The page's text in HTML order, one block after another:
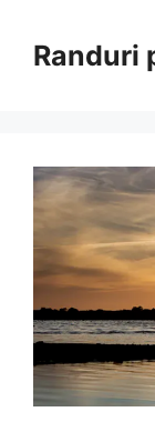
conținutRanduri